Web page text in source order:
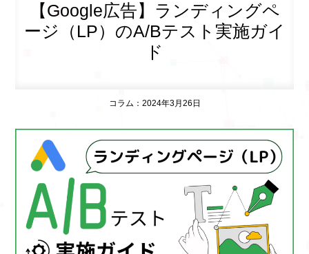
【Google広告】ランディングペ
ージ（LP）のA/Bテスト実施ガイ
ド
コラム：2024年3月26日